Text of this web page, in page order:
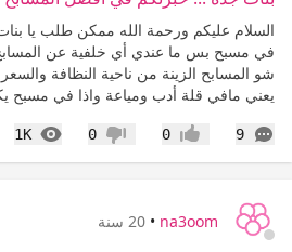
السلام عليكم ورحمة الله ممكن طلب يا
في مسبح بس ما عندي أي خلفية عن
شو المسابح الزينة من ناحية النظافة
يعني مافي قلة أدب ومياعة واذا في
9
التعليقات إعجاب0 عدم إعجاب
0
1K
na3oom
• 20 سنة